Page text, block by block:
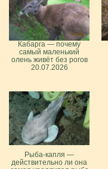
Кабарга — почему
самый маленький
олень живёт без рогов
20.07.2026
Рыба-капля —
действительно ли она